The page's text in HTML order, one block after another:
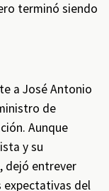
terminó siendo
a José Antonio
de
Aunque
y su
dejó entrever
expectativas del